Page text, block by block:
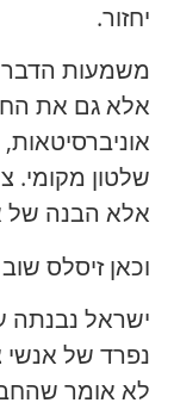
יחזור.
משמעות הדבר
אלא גם את
שלטון מקומי.
אלא הבנה של
וכאן זיסלס
ישראל נבנתה
נפרד של
לא אומר